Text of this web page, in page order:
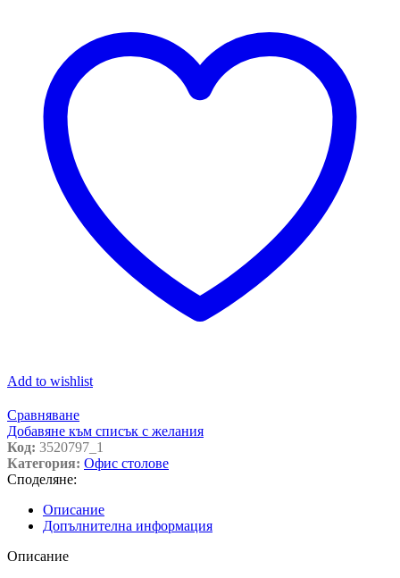
Add to wishlist
Сравняване
Добавяне към списък с желания
Код: 3520797_1
Категория: Офис столове
Споделяне:
Описание
Допълнителна информация
Описание